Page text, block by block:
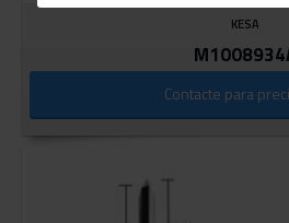
KESA
Contacte para